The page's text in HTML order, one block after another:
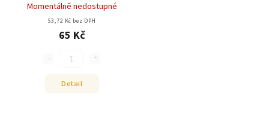
Momentálně nedostupné
53,72 Kč bez DPH
65 Kč
Detail